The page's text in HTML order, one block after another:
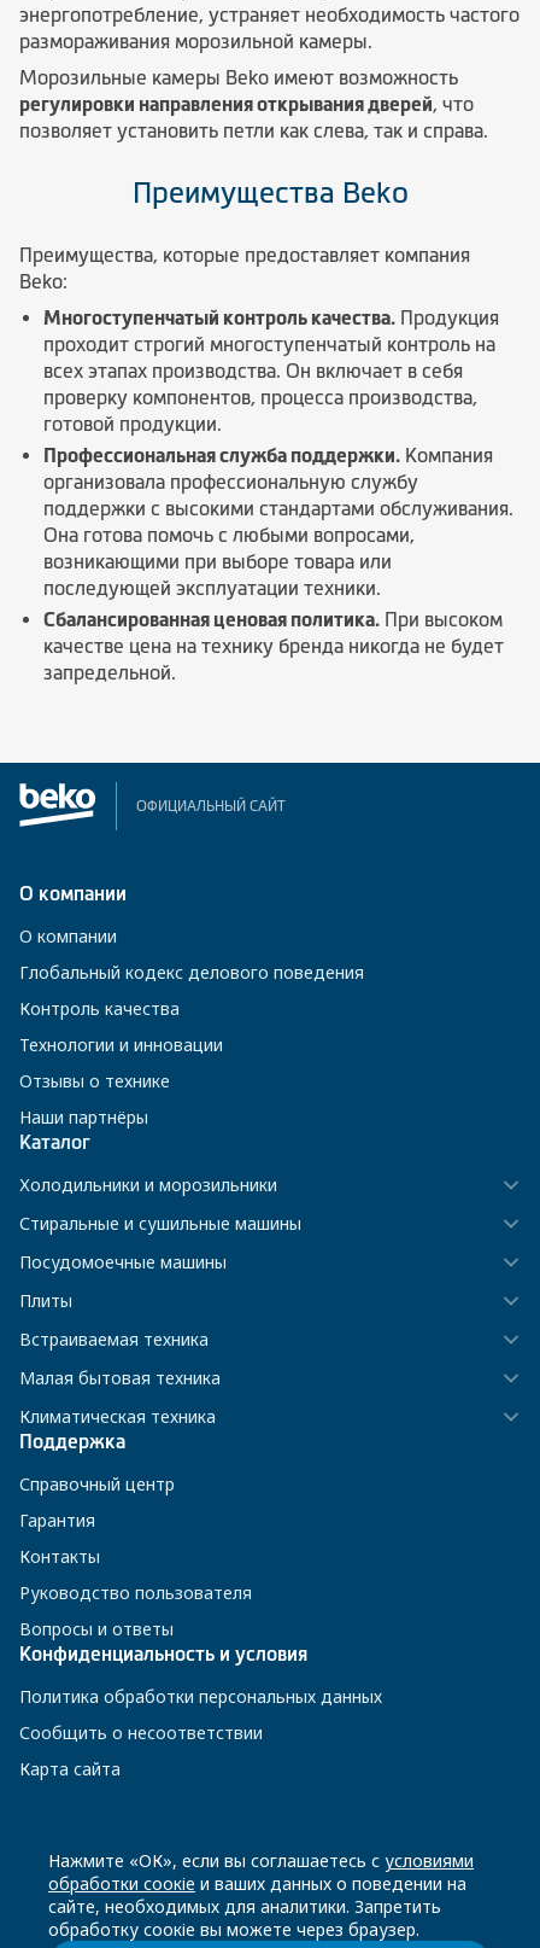
энергопотребление, устраняет необходимость частого
размораживания морозильной камеры.
Морозильные камеры Beko имеют возможность
регулировки направления открывания дверей, что
позволяет установить петли как слева, так и справа.
Преимущества Beko
Преимущества, которые предоставляет компания
Beko:
Многоступенчатый контроль качества. Продукция
проходит строгий многоступенчатый контроль на
всех этапах производства. Он включает в себя
проверку компонентов, процесса производства,
готовой продукции.
Профессиональная служба поддержки. Компания
организовала профессиональную службу
поддержки с высокими стандартами обслуживания.
Она готова помочь с любыми вопросами,
возникающими при выборе товара или
последующей эксплуатации техники.
Сбалансированная ценовая политика. При высоком
качестве цена на технику бренда никогда не будет
запредельной.
ОФИЦИАЛЬНЫЙ САЙТ
О компании
О компании
Глобальный кодекс делового поведения
Контроль качества
Технологии и инновации
Отзывы о технике
Наши партнёры
Каталог
Холодильники и морозильники
Стиральные и сушильные машины
Посудомоечные машины
Плиты
Встраиваемая техника
Малая бытовая техника
Климатическая техника
Поддержка
Справочный центр
Гарантия
Контакты
Руководство пользователя
Вопросы и ответы
Конфиденциальность и условия
Политика обработки персональных данных
Сообщить о несоответствии
Карта сайта
8 800 200-23-56
Чат-бот в Телеграм
Нажмите «ОК», если вы соглашаетесь с условиями
обработки соокіе и ваших данных о поведении на
сайте, необходимых для аналитики. Запретить
обработку соокіе вы можете через браузер.